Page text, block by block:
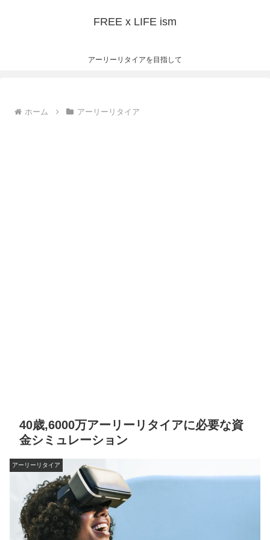
FREE x LIFE ism
アーリーリタイアを目指して
ホーム アーリーリタイア
40歳,6000万アーリーリタイアに必要な資
金シミュレーション
アーリーリタイア